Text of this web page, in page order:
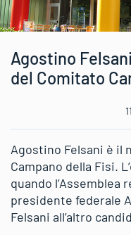
Agostino
del Comitato
Agostino Felsani è il
Campano della Fisi.
quando l’Assemblea
presidente federale
Felsani all’altro